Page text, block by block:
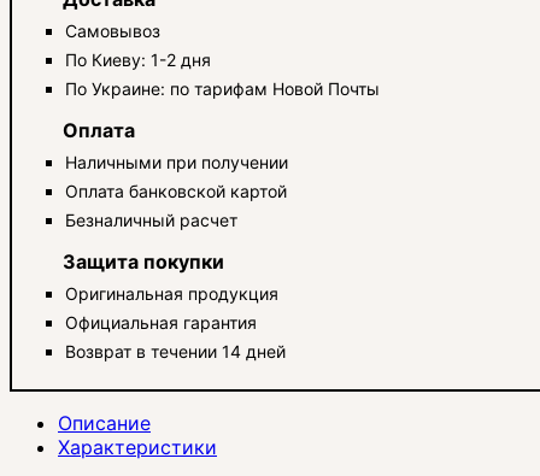
Самовывоз
По Киеву: 1-2 дня
По Украине: по тарифам Новой Почты
Оплата
Наличными при получении
Оплата банковской картой
Безналичный расчет
Защита покупки
Оригинальная продукция
Официальная гарантия
Возврат в течении 14 дней
Описание
Характеристики